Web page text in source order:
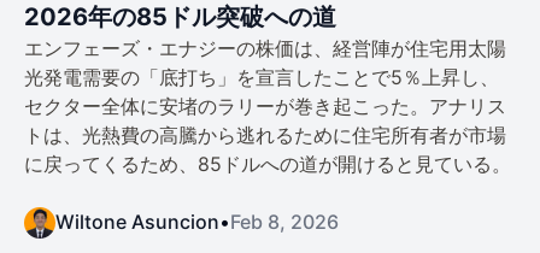
2026年の85ドル突破への道
エンフェーズ・エナジーの株価は、経営陣が住宅用太陽
光発電需要の「底打ち」を宣言したことで5％上昇し、
セクター全体に安堵のラリーが巻き起こった。アナリス
トは、光熱費の高騰から逃れるために住宅所有者が市場
に戻ってくるため、85ドルへの道が開けると見ている。
Wiltone Asuncion•Feb 8, 2026